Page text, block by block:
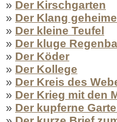
» Der Kirschgarten
» Der Klang
» Der kleine Teufel
» Der kluge
» Der Köder
» Der Kollege
» Der Kreis des
» Der Krieg mit den
» Der kupferne